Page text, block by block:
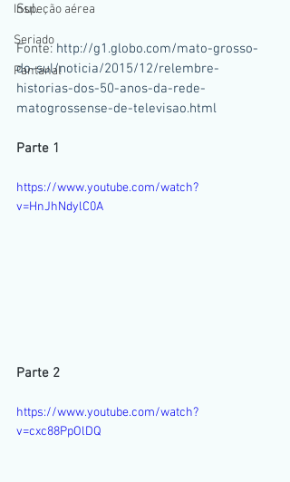
Inspeção aérea
Seriado
Pantanal
Sul.
Fonte: http://g1.globo.com/mato-grosso-
do-sul/noticia/2015/12/relembre-
historias-dos-50-anos-da-rede-
matogrossense-de-televisao.html
Parte 1
https://www.youtube.com/watch?
v=HnJhNdylC0A
Parte 2
https://www.youtube.com/watch?
v=cxc88PpOlDQ